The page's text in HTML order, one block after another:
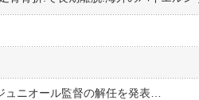
ュニオール監督の解任を発表…